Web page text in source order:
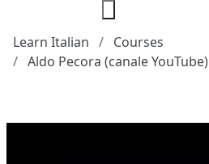
Learn Italian
Courses
Aldo Pecora (canale YouTube)